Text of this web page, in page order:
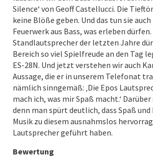
Silence‘ von Geoff Castellucci. Die
keine Blöße geben. Und das tun sie
Feuerwerk aus Bass, was erleben
Standlautsprecher der letzten Jahre
Bereich so viel Spielfreude an den Tag
ES-28N. Und jetzt verstehen wir auch
Aussage, die er in unserem Telefonat
nämlich sinngemäß: ‚Die Epos
mach ich, was mir Spaß macht.‘
denn man spürt deutlich, dass Spaß und
Musik zu diesem ausnahmslos
Lautsprecher geführt haben.
Bewertung